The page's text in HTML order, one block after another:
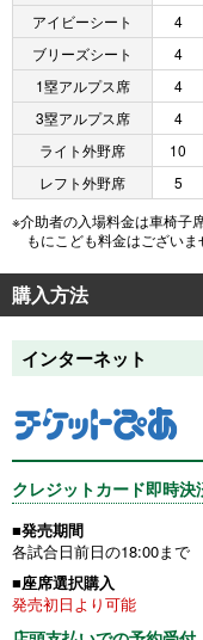
アイビーシート
4
ブリーズシート
4
1塁アルプス席
4
3塁アルプス席
4
ライト外野席
10
レフト外野席
5
※介助者の入場料金は車椅子
もにこども料金はございま
購入方法
インターネット
クレジットカード即時決
■発売期間
各試合日前日の18:00まで
■座席選択購入
発売初日より可能